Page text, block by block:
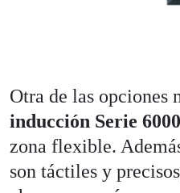
Otra de las opciones
inducción Serie
zona flexible.
son táctiles y